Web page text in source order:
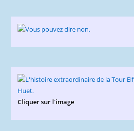
Cliquer sur l'image